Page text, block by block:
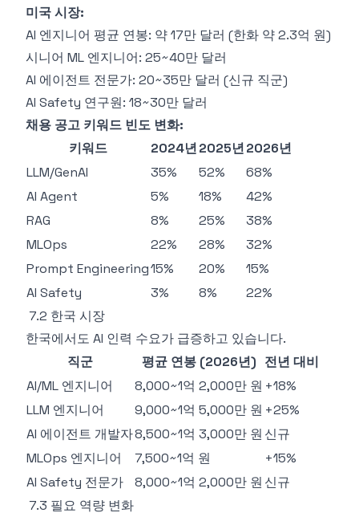
미국 시장:
AI 엔지니어 평균 연봉: 약 17만 달러 (한화 약 2.3억 원)
시니어 ML 엔지니어: 25~40만 달러
AI 에이전트 전문가: 20~35만 달러 (신규 직군)
AI Safety 연구원: 18~30만 달러
채용 공고 키워드 빈도 변화:
키워드
2024년 2025년 2026년
LLM/GenAI
35% 52%
68%
AI Agent
5% 18%
42%
RAG
8% 25%
38%
MLOps
22% 28%
32%
Prompt Engineering15% 20%
15%
AI Safety
3% 8%
22%
7.2 한국 시장
한국에서도 AI 인력 수요가 급증하고 있습니다.
직군
평균 연봉 (2026년) 전년 대비
AI/ML 엔지니어
8,000~1억 2,000만 원 +18%
LLM 엔지니어
9,000~1억 5,000만 원 +25%
AI 에이전트 개발자8,500~1억 3,000만 원 신규
MLOps 엔지니어
7,500~1억 원
+15%
AI Safety 전문가
8,000~1억 2,000만 원 신규
7.3 필요 역량 변화